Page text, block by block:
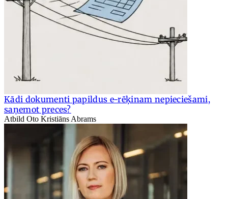
Kādi dokumenti papildus e-rēķinam nepieciešami,
saņemot preces?
Atbild Oto Kristiāns Abrams